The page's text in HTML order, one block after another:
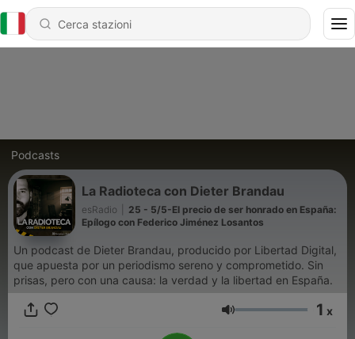
Podcasts
La Radioteca con Dieter Brandau
esRadio
25 - 5/5-El precio de ser honrado en España:
Epílogo con Federico Jiménez Losantos
Un podcast de Dieter Brandau, producido por Libertad Digital,
que apuesta por un periodismo sereno y comprometido. Sin
prisas, pero con una causa: la verdad y la libertad en España.
Volume 1 x